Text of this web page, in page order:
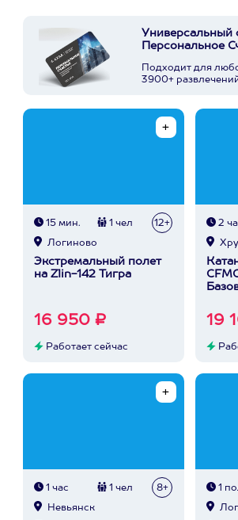
Универсальный
Персональное
Подходит для
3900+
15 мин. 1 чел 12+
Логиново
Экстремальный полет
на Zlin-142 Тигра
16 950 ₽
Работает сейчас
2
19
1 час 1 чел 8+
Невьянск
1